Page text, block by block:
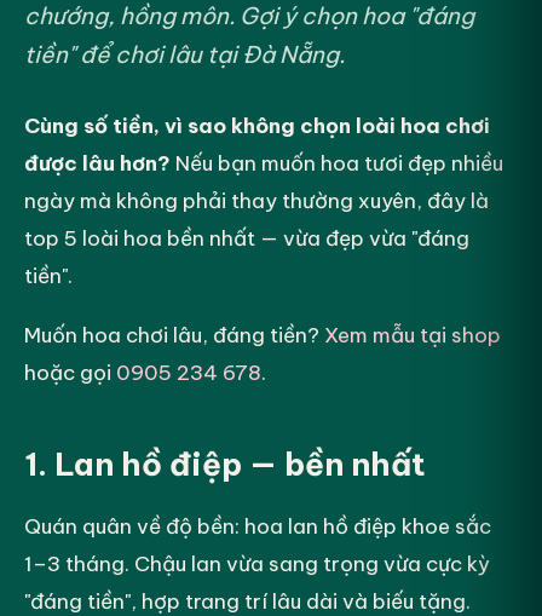
chướng, hồng môn. Gợi ý chọn hoa "đáng
tiền" để chơi lâu tại Đà Nẵng.
Cùng số tiền, vì sao không chọn loài hoa chơi
được lâu hơn? Nếu bạn muốn hoa tươi đẹp nhiều
ngày mà không phải thay thường xuyên, đây là
top 5 loài hoa bền nhất — vừa đẹp vừa "đáng
tiền".
Muốn hoa chơi lâu, đáng tiền? Xem mẫu tại shop
hoặc gọi 0905 234 678.
1. Lan hồ điệp — bền nhất
Quán quân về độ bền: hoa lan hồ điệp khoe sắc
1–3 tháng. Chậu lan vừa sang trọng vừa cực kỳ
"đáng tiền", hợp trang trí lâu dài và biếu tặng.